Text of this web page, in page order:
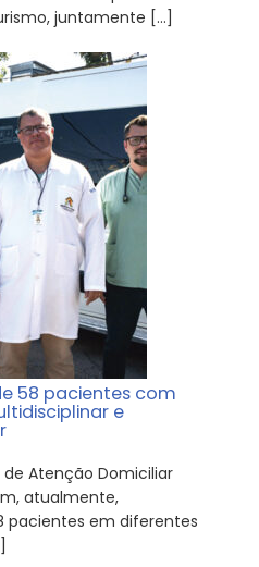
juntamente […]
58 pacientes com
e
de Atenção Domiciliar
atualmente,
em diferentes